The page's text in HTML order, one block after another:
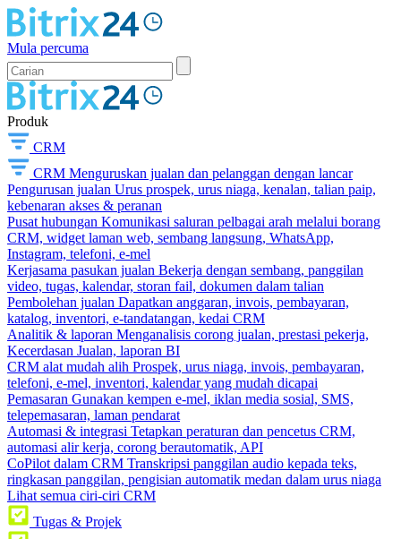
Mula percuma
Produk
CRM
CRM Menguruskan jualan dan pelanggan dengan lancar
Pengurusan jualan Urus prospek, urus niaga, kenalan, talian paip,
kebenaran akses & peranan
Pusat hubungan Komunikasi saluran pelbagai arah melalui borang
CRM, widget laman web, sembang langsung, WhatsApp,
Instagram, telefoni, e-mel
Kerjasama pasukan jualan Bekerja dengan sembang, panggilan
video, tugas, kalendar, storan fail, dokumen dalam talian
Pembolehan jualan Dapatkan anggaran, invois, pembayaran,
katalog, inventori, e-tandatangan, kedai CRM
Analitik & laporan Menganalisis corong jualan, prestasi pekerja,
Kecerdasan Jualan, laporan BI
CRM alat mudah alih Prospek, urus niaga, invois, pembayaran,
telefoni, e-mel, inventori, kalendar yang mudah dicapai
Pemasaran Gunakan kempen e-mel, iklan media sosial, SMS,
telepemasaran, laman pendarat
Automasi & integrasi Tetapkan peraturan dan pencetus CRM,
automasi alir kerja, corong berautomatik, API
CoPilot dalam CRM Transkripsi panggilan audio kepada teks,
ringkasan panggilan, pengisian automatik medan dalam urus niaga
Lihat semua ciri-ciri CRM
Tugas & Projek